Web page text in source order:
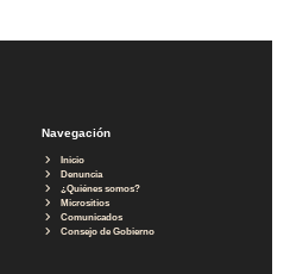
Navegación
Inicio
Denuncia
¿Quiénes somos?
Micrositios
Comunicados
Consejo de Gobierno